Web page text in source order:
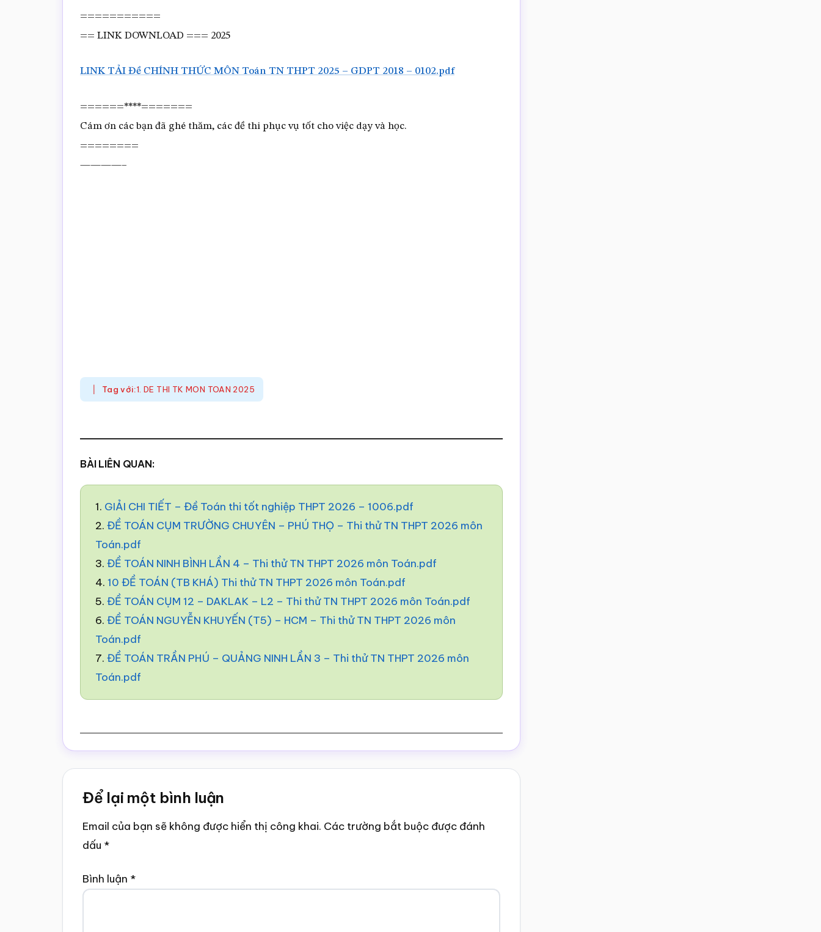
===========
== LINK DOWNLOAD === 2025
LINK TẢI Đề CHÍNH THỨC MÔN Toán TN THPT 2025 – GDPT 2018 – 0102.pdf
======****=======
Cám ơn các bạn đã ghé thăm, các đề thi phục vụ tốt cho việc dạy và học.
========
————–
Tag với:1. DE THI TK MON TOAN 2025
BÀI LIÊN QUAN:
1. GIẢI CHI TIẾT – Đề Toán thi tốt nghiệp THPT 2026 – 1006.pdf
2. ĐỀ TOÁN CỤM TRƯỜNG CHUYÊN – PHÚ THỌ – Thi thử TN THPT 2026 môn
Toán.pdf
3. ĐỀ TOÁN NINH BÌNH LẦN 4 – Thi thử TN THPT 2026 môn Toán.pdf
4. 10 ĐỀ TOÁN (TB KHÁ) Thi thử TN THPT 2026 môn Toán.pdf
5. ĐỀ TOÁN CỤM 12 – DAKLAK – L2 – Thi thử TN THPT 2026 môn Toán.pdf
6. ĐỀ TOÁN NGUYỄN KHUYẾN (T5) – HCM – Thi thử TN THPT 2026 môn
Toán.pdf
7. ĐỀ TOÁN TRẦN PHÚ – QUẢNG NINH LẦN 3 – Thi thử TN THPT 2026 môn
Toán.pdf
Reader
Interactions
Để lại một bình luận
Email của bạn sẽ không được hiển thị công khai. Các trường bắt buộc được đánh
dấu *
Bình luận *